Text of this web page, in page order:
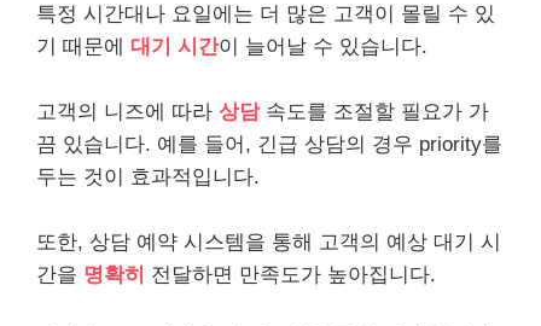
특정 시간대나 요일에는 더 많은 고객이 몰릴 수 있
기 때문에 대기 시간이 늘어날 수 있습니다.
고객의 니즈에 따라 상담속도를 조절할 필요가 가
끔 있습니다. 예를 들어, 긴급 상담의 경우 priority를
두는 것이 효과적입니다.
또한, 상담 예약 시스템을 통해 고객의 예상 대기 시
간을 명확히 전달하면 만족도가 높아집니다.